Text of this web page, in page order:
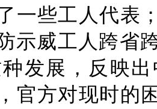
一些工人代表
示威工人跨省
发展，反映
官方对现时的